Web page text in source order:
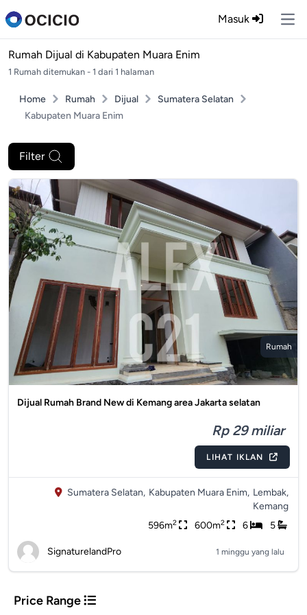
Masuk
Rumah Dijual di Kabupaten Muara Enim
1 Rumah ditemukan - 1 dari 1 halaman
Home Rumah Dijual
Sumatera Selatan
Kabupaten Muara Enim
Filter
Rumah
Dijual Rumah Brand New di Kemang area Jakarta selatan
Rp 29 miliar
LIHAT IKLAN
Sumatera Selatan, Kabupaten Muara Enim, Lembak,
Kemang
596m2 600m2 6 5
SignaturelandPro 1 minggu yang lalu
Price Range